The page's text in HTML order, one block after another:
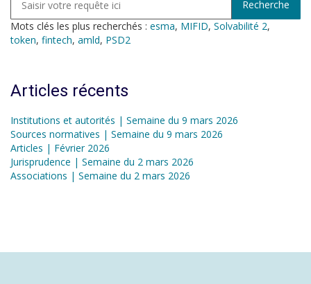
Mots clés les plus recherchés : esma, MIFID, Solvabilité 2,
token, fintech, amld, PSD2
Articles récents
Institutions et autorités | Semaine du 9 mars 2026
Sources normatives | Semaine du 9 mars 2026
Articles | Février 2026
Jurisprudence | Semaine du 2 mars 2026
Associations | Semaine du 2 mars 2026